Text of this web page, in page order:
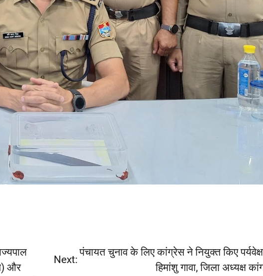
और
Next:
पंचायत चुनाव के लिए कांग्रेस ने नियुक्त किए
हिमांशु गावा, जिला अध्यक्ष